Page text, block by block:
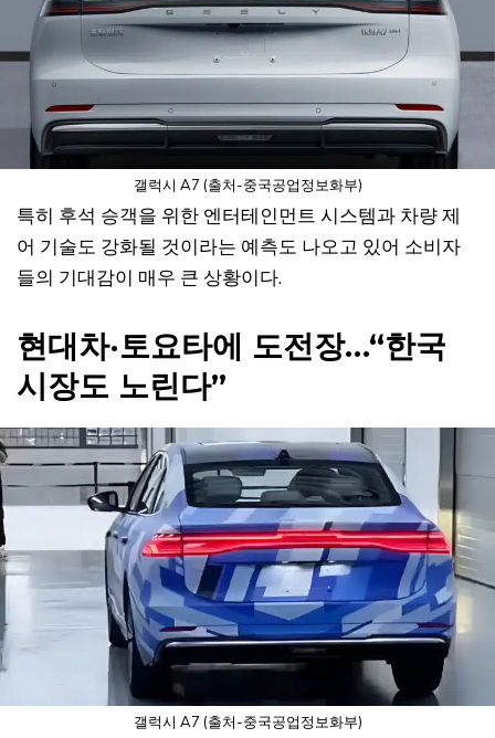
갤럭시 A7 (출처-중국공업정보화부)
특히 후석 승객을 위한 엔터테인먼트 시스템과 차량 제
어 기술도 강화될 것이라는 예측도 나오고 있어 소비자
들의 기대감이 매우 큰 상황이다.
현대차·토요타에 도전장…“한국
시장도 노린다”
갤럭시 A7 (출처-중국공업정보화부)